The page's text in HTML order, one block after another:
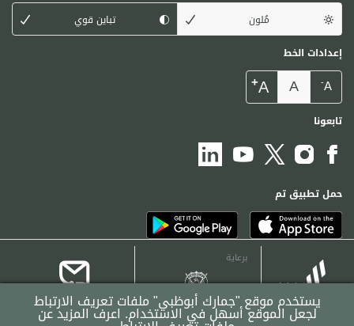
مُلون
تباين قوي
إعدادات الخط
A
-
A
A
+
تابعونا
حمل تطبيق تم
برعاية
يستخدم موقع "جمارك أبوظبي" ملفات تعريف الارتباط
لجعل الموقع أسهل في الاستخدام.اعرف المزيد عن